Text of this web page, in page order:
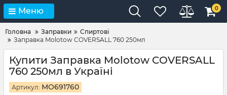
Меню 0
Головна Заправки
Спиртові
Заправка Molotow COVERSALL 760 250мл
Купити Заправка Molotow COVERSALL
760 250мл в Україні
Артикул: MO691760